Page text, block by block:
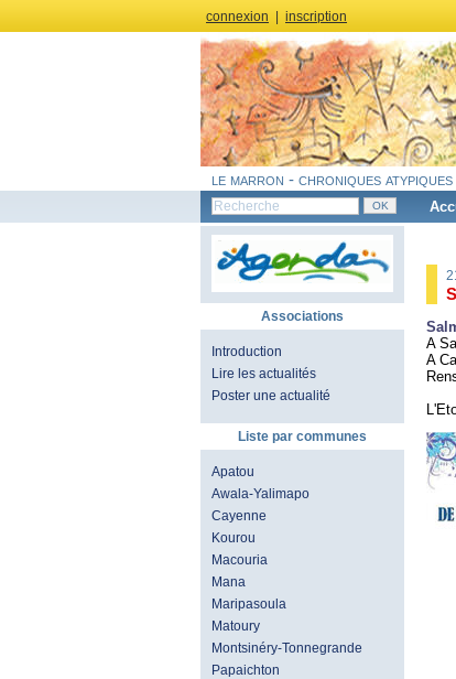
connexion inscription
le marron - chroniques
Associations
Introduction
Lire les actualités
Poster une actualité
Liste par communes
Apatou
Awala-Yalimapo
Cayenne
Kourou
Macouria
Mana
Maripasoula
Matoury
Montsinéry-Tonnegrande
Papaichton
A
A